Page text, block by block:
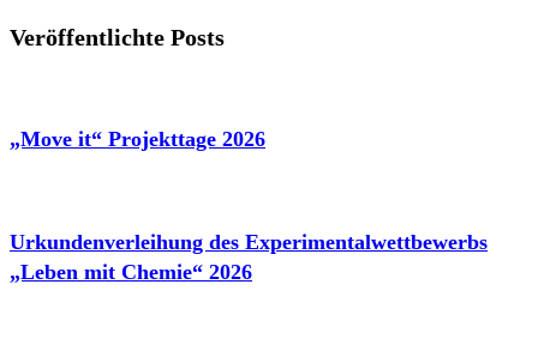
Veröffentlichte Posts
„Move it“ Projekttage 2026
Urkundenverleihung des Experimentalwettbewerbs
„Leben mit Chemie“ 2026